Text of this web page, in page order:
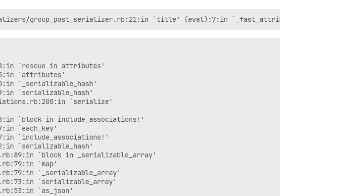
`rescue in attributes'
`attributes'
`_serializable_hash'
`serializable_hash'
`serialize'
`block in include_associations!'
`each_key'
`include_associations!'
`serializable_hash'
`block in _serializable_array'
`map'
`_serializable_array'
`serializable_array'
`as_json'